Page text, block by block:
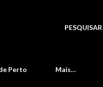
PESQUISAR
Perto Mais…